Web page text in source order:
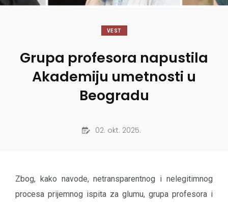
VEST
Grupa profesora napustila
Akademiju umetnosti u
Beogradu
02. okt. 2025.
Zbog, kako navode, netransparentnog i nelegitimnog
procesa prijemnog ispita za glumu, grupa profesora i